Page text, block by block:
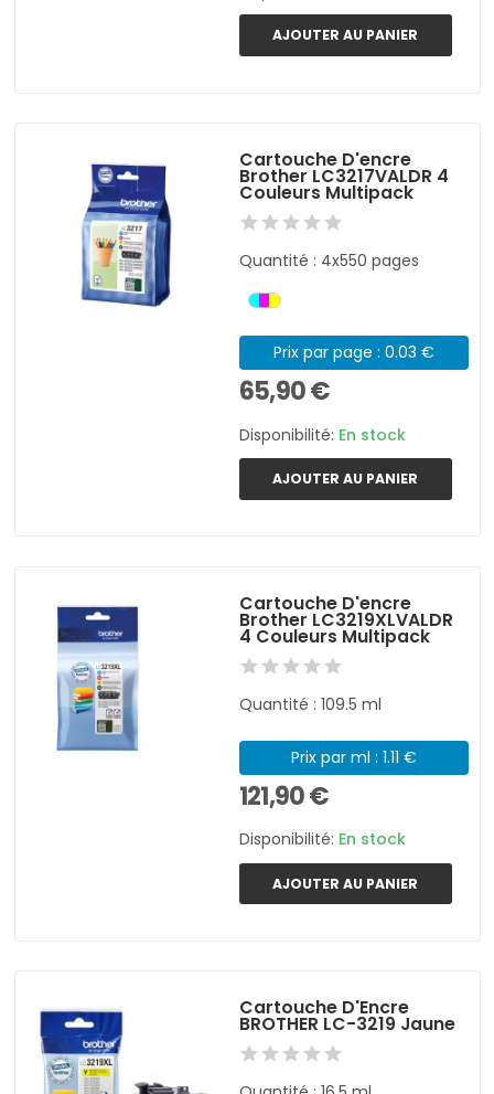
AJOUTER AU PANIER
Cartouche D'encre
Brother LC3217VALDR 4
Couleurs Multipack
Quantité : 4x550 pages
Prix par page : 0.03 €
65,90 €
Disponibilité: En stock
AJOUTER AU PANIER
Cartouche D'encre
Brother LC3219XLVALDR
4 Couleurs Multipack
Quantité : 109.5 ml
Prix par ml : 1.11 €
121,90 €
Disponibilité: En stock
AJOUTER AU PANIER
Cartouche D'Encre
BROTHER LC-3219 Jaune